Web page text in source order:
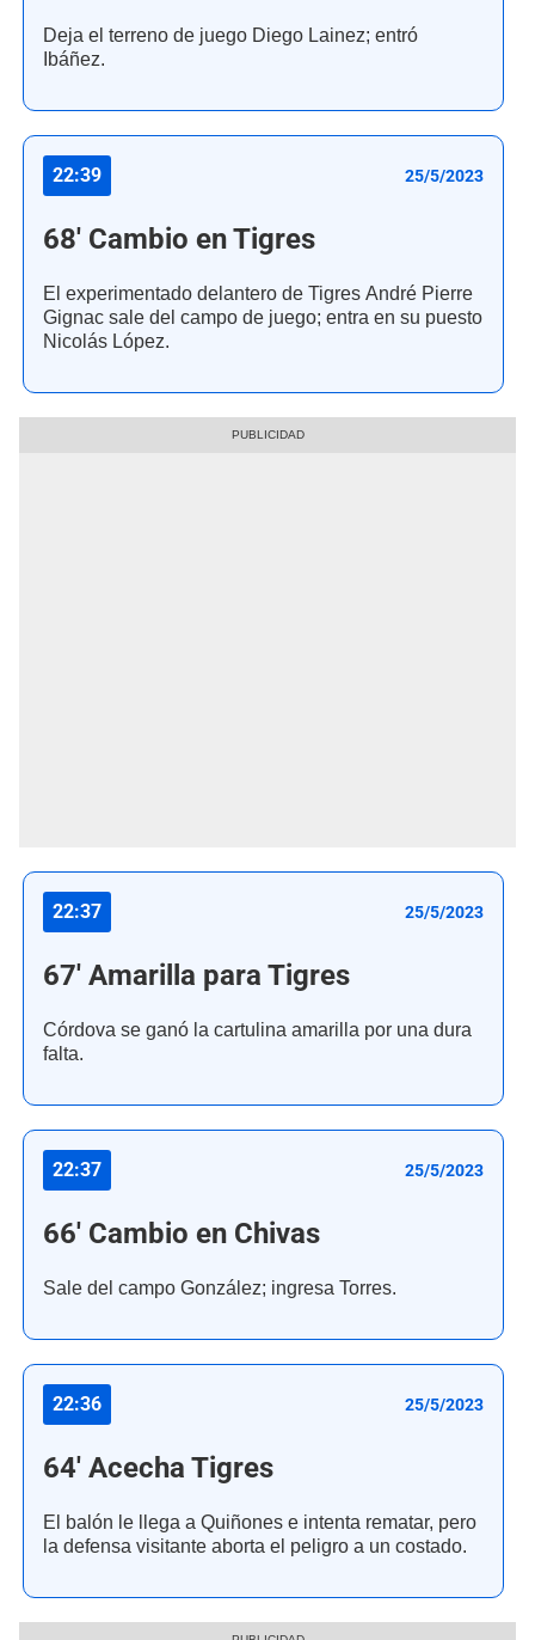
Deja el terreno de juego Diego Lainez; entró
Ibáñez.
22:39 25/5/2023
68' Cambio en Tigres
El experimentado delantero de Tigres André Pierre
Gignac sale del campo de juego; entra en su puesto
Nicolás López.
22:37 25/5/2023
67' Amarilla para Tigres
Córdova se ganó la cartulina amarilla por una dura
falta.
22:37 25/5/2023
66' Cambio en Chivas
Sale del campo González; ingresa Torres.
22:36 25/5/2023
64' Acecha Tigres
El balón le llega a Quiñones e intenta rematar, pero
la defensa visitante aborta el peligro a un costado.